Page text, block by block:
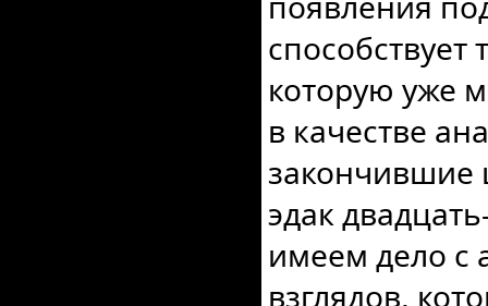
способствует
которую уже
в качестве
закончившие
эдак
имеем дело с
взглядов,